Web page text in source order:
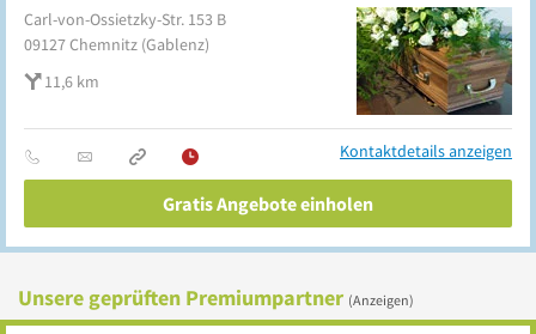
Carl-von-Ossietzky-Str. 153 B
09127Chemnitz (Gablenz)
11,6 km
Kontaktdetails anzeigen
Gratis Angebote einholen
Unsere geprüften Premiumpartner (Anzeigen)